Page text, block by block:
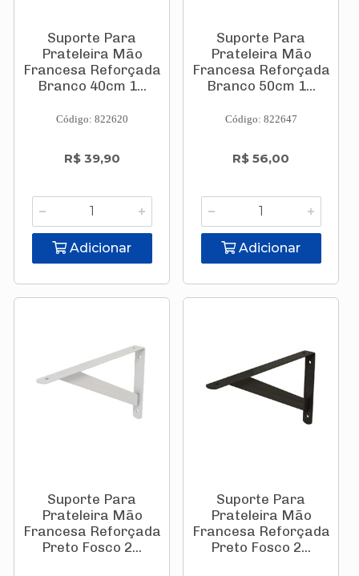
Suporte Para
Prateleira Mão
Francesa Reforçada
Branco 40cm 1...
Código: 822620
R$ 39,90
Adicionar
Suporte Para
Prateleira Mão
Francesa Reforçada
Branco 50cm 1...
Código: 822647
R$ 56,00
Adicionar
Suporte Para
Prateleira Mão
Francesa Reforçada
Preto Fosco 2...
Suporte Para
Prateleira Mão
Francesa Reforçada
Preto Fosco 2...